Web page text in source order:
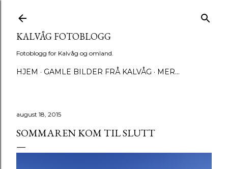
KALVÅG FOTOBLOGG
Fotoblogg for Kalvåg og omland.
HJEM GAMLE BILDER FRÅ KALVÅG MER…
august 18, 2015
SOMMAREN KOM TIL SLUTT